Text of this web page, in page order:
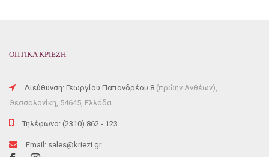
ΟΠΤΙΚΑ ΚΡΙΕΖΗ
Διεύθυνση: Γεωργίου Παπανδρέου 8 (πρώην Ανθέων),
Θεσσαλονίκη, 54645, Ελλάδα
Τηλέφωνο: (2310) 862 - 123
Email: sales@kriezi.gr